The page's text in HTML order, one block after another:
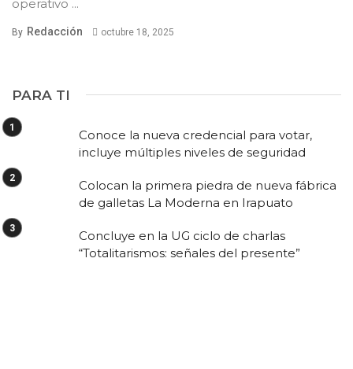
operativo ...
By Redacción octubre 18, 2025
PARA TI
Conoce la nueva credencial para votar,
incluye múltiples niveles de seguridad
Colocan la primera piedra de nueva fábrica
de galletas La Moderna en Irapuato
Concluye en la UG ciclo de charlas
“Totalitarismos: señales del presente”